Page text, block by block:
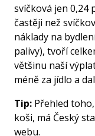
svíčková jen 0,24
častěji než
náklady na
palivy), tvoří
většinu naší
méně za jídlo a
Tip: Přehled
koši, má Český
webu.